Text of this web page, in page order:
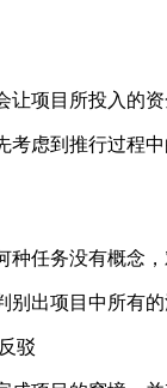
项目所投入的资
到推行过程中
任务没有概念，
项目中所有的
驳